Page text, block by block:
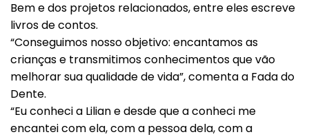
Bem e dos projetos relacionados, entre eles escreve
livros de contos.
“Conseguimos nosso objetivo: encantamos as
crianças e transmitimos conhecimentos que vão
melhorar sua qualidade de vida”, comenta a Fada do
Dente.
“Eu conheci a Lilian e desde que a conheci me
encantei com ela, com a pessoa dela, com a